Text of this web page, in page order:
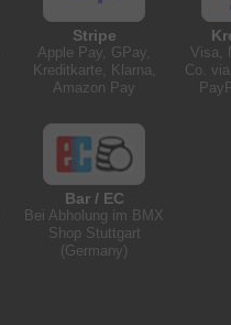
Stripe
Apple Pay, GPay,
Kreditkarte, Klarna,
Amazon Pay
Visa,
Co.
Bar / EC
Bei Abholung im BMX
Shop Stuttgart
(Germany)